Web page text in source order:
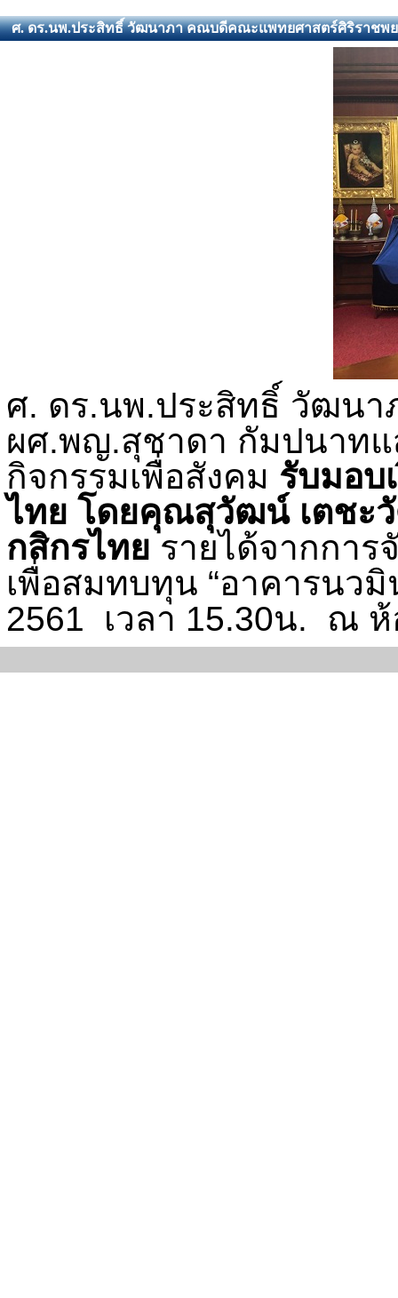
ศ. ดร.นพ.ประสิทธิ์ วัฒนาภา คณบดีคณะแพทยศาสตร์ศิริราชพย
ศ. ดร.นพ.ประสิทธิ์ วัฒน
ผศ.พญ.สุชาดา กัมปนาท
กิจกรรมเพื่อสังคม รับมอบ
ไทย โดยคุณสุวัฒน์ เตชะ
กสิกรไทย รายได้จากการ
เพื่อสมทบทุน “อาคารนว
2561 เวลา 15.30น. ณ ห้